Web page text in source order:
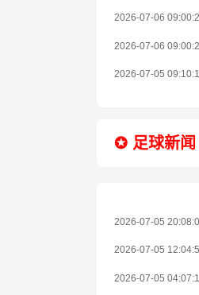
2026-07-06
2026-07-06
2026-07-05
✪ 足球新闻
2026-07-05
2026-07-05
2026-07-05